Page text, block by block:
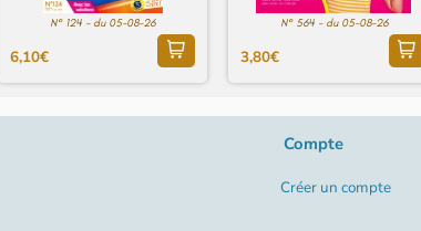
N° 124 - du 05-08-26
6,10€
N° 564 - du 05-08-26
3,80€
Compte
Créer un compte